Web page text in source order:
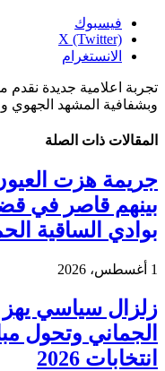
فيسبوك
X (Twitter)
الانستغرام
تجربة اعلامية جديدة
وبشفافية المشهد الجهوي
المقالات ذات الصلة
بينهم قاصر في
بوادي الساقية
1 أغسطس، 2026
زلزال سياسي
الجماني وتحول
انتخابات 2026